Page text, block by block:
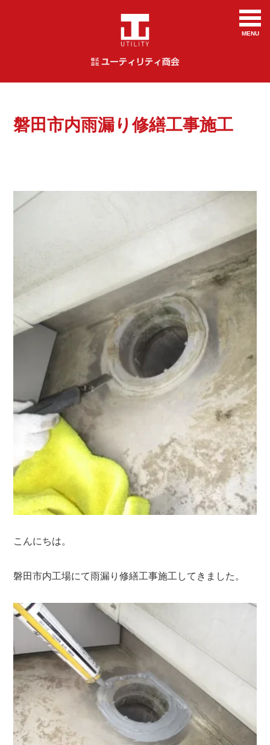
MENU
磐田市内雨漏り修繕工事施工
こんにちは。
磐田市内工場にて雨漏り修繕工事施工してきました。